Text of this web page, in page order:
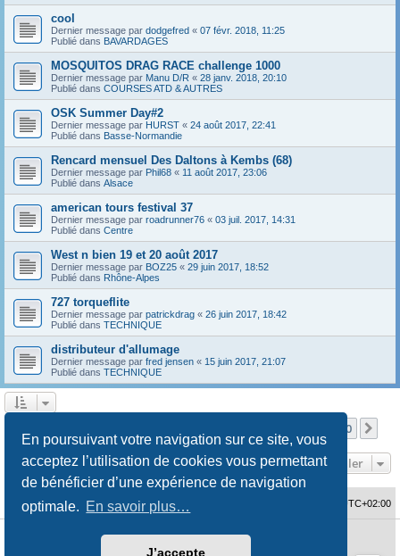
En poursuivant votre navigation sur ce site, vous
acceptez l’utilisation de cookies vous permettant
de bénéficier d’une expérience de navigation
optimale. En savoir plus…
J’accepte
cool
Dernier message par dodgefred « 07 févr. 2018, 11:25
Publié dans BAVARDAGES
MOSQUITOS DRAG RACE challenge 1000
Dernier message par Manu D/R « 28 janv. 2018, 20:10
Publié dans COURSES ATD & AUTRES
OSK Summer Day#2
Dernier message par HURST « 24 août 2017, 22:41
Publié dans Basse-Normandie
Rencard mensuel Des Daltons à Kembs (68)
Dernier message par Phil68 « 11 août 2017, 23:06
Publié dans Alsace
american tours festival 37
Dernier message par roadrunner76 « 03 juil. 2017, 14:31
Publié dans Centre
West n bien 19 et 20 août 2017
Dernier message par BOZ25 « 29 juin 2017, 18:52
Publié dans Rhône-Alpes
727 torqueflite
Dernier message par patrickdrag « 26 juin 2017, 18:42
Publié dans TECHNIQUE
distributeur d'allumage
Dernier message par fred jensen « 15 juin 2017, 21:07
Publié dans TECHNIQUE
10
Aller
Accueil du forum UTC+02:00
Développé parphpBB® Forum Software © phpBB Limited
Traduction française officielle